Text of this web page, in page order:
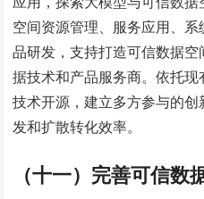
空间资源管理、服务应用、
品研发，支持打造可信数据
据技术和产品服务商。依托现
技术开源，建立多方参与的
发和扩散转化效率。
（十一）完善可信数